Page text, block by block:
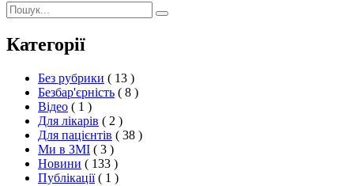
Пошук:
Пошук
Категорії
Без рубрики ( 13 )
Безбар'єрність ( 8 )
Відео ( 1 )
Для лікарів ( 2 )
Для пацієнтів ( 38 )
Ми в ЗМІ ( 3 )
Новини ( 133 )
Публікації ( 1 )